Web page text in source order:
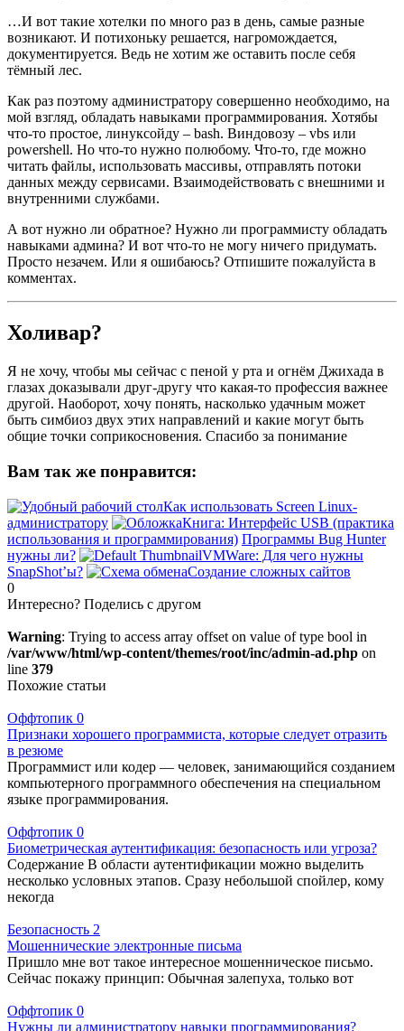
…И вот такие хотелки по много раз в день, самые разные
возникают. И потихоньку решается, нагромождается,
документируется. Ведь не хотим же оставить после себя
тёмный лес.
Как раз поэтому администратору совершенно необходимо, на
мой взгляд, обладать навыками программирования. Хотябы
что-то простое, линуксойду – bash. Виндовозу – vbs или
powershell. Но что-то нужно полюбому. Что-то, где можно
читать файлы, использовать массивы, отправлять потоки
данных между сервисами. Взаимодействовать с внешними и
внутренними службами.
А вот нужно ли обратное? Нужно ли программисту обладать
навыками админа? И вот что-то не могу ничего придумать.
Просто незачем. Или я ошибаюсь? Отпишите пожалуйста в
комментах.
Холивар?
Я не хочу, чтобы мы сейчас с пеной у рта и огнём Джихада в
глазах доказывали друг-другу что какая-то профессия важнее
другой. Наоборот, хочу понять, насколько удачным может
быть симбиоз двух этих направлений и какие могут быть
общие точки соприкосновения. Спасибо за понимание
Вам так же понравится:
Как использовать Screen Linux-
администратору
Книга: Интерфейс USB (практика
использования и программирования) Программы Bug Hunter
нужны ли?
VMWare: Для чего нужны
SnapShot’ы?
Создание сложных сайтов
0
Интересно? Поделись с другом
Warning: Trying to access array offset on value of type bool in
/var/www/html/wp-content/themes/root/inc/admin-ad.php on
line 379
Похожие статьи
Оффтопик 0
Признаки хорошего программиста, которые следует отразить
в резюме
Программист или кодер — человек, занимающийся созданием
компьютерного программного обеспечения на специальном
языке программирования.
Оффтопик 0
Биометрическая аутентификация: безопасность или угроза?
Содержание В области аутентификации можно выделить
несколько условных этапов. Сразу небольшой спойлер, кому
некогда
Безопасность 2
Мошеннические электронные письма
Пришло мне вот такое интересное мошенническое письмо.
Сейчас покажу принцип: Обычная залепуха, только вот
Оффтопик 0
Нужны ли администратору навыки программирования?